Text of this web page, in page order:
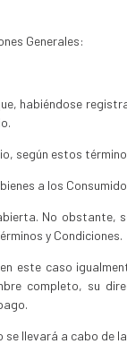
Generales:
habiéndose
según estos
a los
No obstante,
y Condiciones.
este caso
completo, su
llevará a cabo de